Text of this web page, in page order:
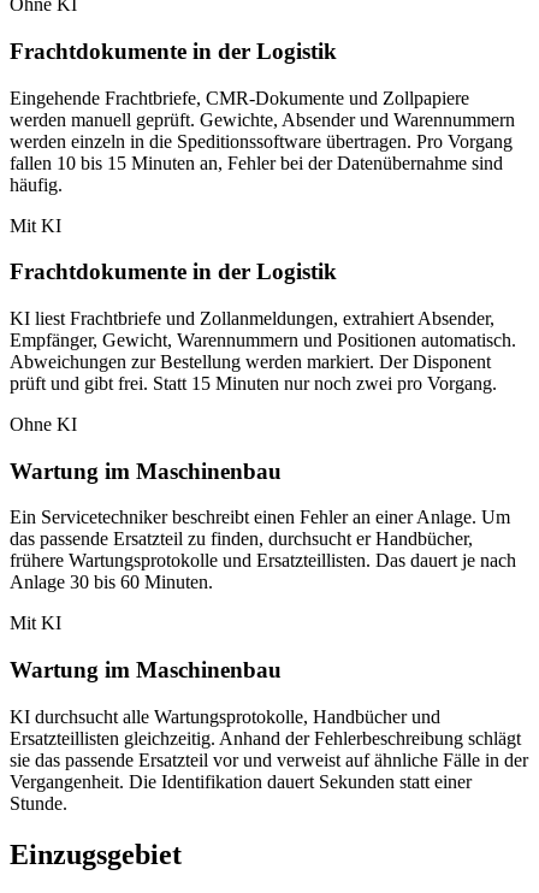
Ohne KI
Frachtdokumente in der Logistik
Eingehende Frachtbriefe, CMR-Dokumente und Zollpapiere
werden manuell geprüft. Gewichte, Absender und Warennummern
werden einzeln in die Speditionssoftware übertragen. Pro Vorgang
fallen 10 bis 15 Minuten an, Fehler bei der Datenübernahme sind
häufig.
Mit KI
Frachtdokumente in der Logistik
KI liest Frachtbriefe und Zollanmeldungen, extrahiert Absender,
Empfänger, Gewicht, Warennummern und Positionen automatisch.
Abweichungen zur Bestellung werden markiert. Der Disponent
prüft und gibt frei. Statt 15 Minuten nur noch zwei pro Vorgang.
Ohne KI
Wartung im Maschinenbau
Ein Servicetechniker beschreibt einen Fehler an einer Anlage. Um
das passende Ersatzteil zu finden, durchsucht er Handbücher,
frühere Wartungsprotokolle und Ersatzteillisten. Das dauert je nach
Anlage 30 bis 60 Minuten.
Mit KI
Wartung im Maschinenbau
KI durchsucht alle Wartungsprotokolle, Handbücher und
Ersatzteillisten gleichzeitig. Anhand der Fehlerbeschreibung schlägt
sie das passende Ersatzteil vor und verweist auf ähnliche Fälle in der
Vergangenheit. Die Identifikation dauert Sekunden statt einer
Stunde.
Einzugsgebiet